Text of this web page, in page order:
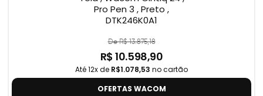
Pro Pen 3 , Preto ,
DTK246K0A1
De R$ 13.875,18
R$ 10.598,90
Até 12x de R$1.078,53 no cartão
OFERTAS WACOM